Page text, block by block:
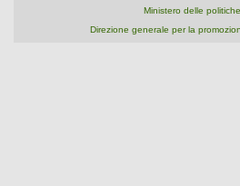
Ministero delle
Direzione generale per la